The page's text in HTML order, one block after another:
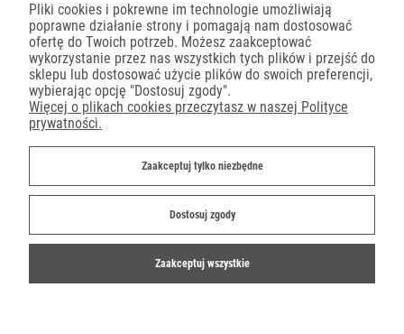
Płatności
Pliki cookies i pokrewne im technologie umożliwiają
poprawne działanie strony i pomagają nam dostosować
ofertę do Twoich potrzeb. Możesz zaakceptować
wykorzystanie przez nas wszystkich tych plików i przejść do
sklepu lub dostosować użycie plików do swoich preferencji,
wybierając opcję "Dostosuj zgody".
Więcej o plikach cookies przeczytasz w naszej Polityce
prywatności.
Zaakceptuj tylko niezbędne
Dostosuj zgody
Zaakceptuj wszystkie